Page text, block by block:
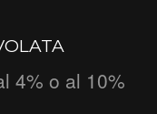
4% o al 10%